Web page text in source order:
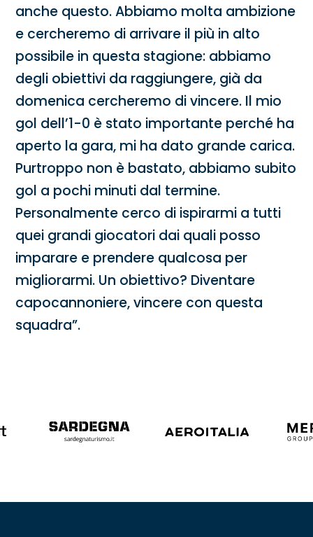
anche questo. Abbiamo molta ambizione
e cercheremo di arrivare il più in alto
possibile in questa stagione: abbiamo
degli obiettivi da raggiungere, già da
domenica cercheremo di vincere. Il mio
gol dell’1-0 è stato importante perché ha
aperto la gara, mi ha dato grande carica.
Purtroppo non è bastato, abbiamo subito
gol a pochi minuti dal termine.
Personalmente cerco di ispirarmi a tutti
quei grandi giocatori dai quali posso
imparare e prendere qualcosa per
migliorarmi. Un obiettivo? Diventare
capocannoniere, vincere con questa
squadra”.